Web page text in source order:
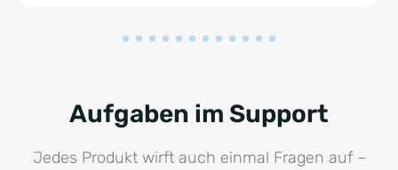
Aufgaben im Support
Jedes Produkt wirft auch einmal Fragen auf –